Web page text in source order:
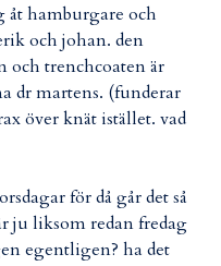
åt hamburgare och
och johan. den
och trenchcoaten är
dr martens. (funderar
över knät istället. vad
för då går det så
ju liksom redan fredag
egentligen? ha det